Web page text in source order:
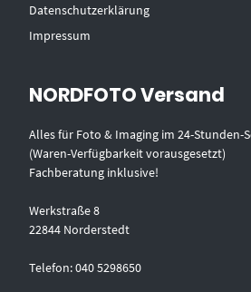
Datenschutzerklärung
Impressum
NORDFOTO Versand
Alles für Foto & Imaging im 24-Stunden-
(Waren-Verfügbarkeit vorausgesetzt)
Fachberatung inklusive!
Werkstraße 8
22844 Norderstedt
Telefon: 040 5298650